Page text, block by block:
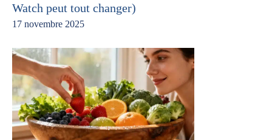
Watch peut tout changer)
17 novembre 2025